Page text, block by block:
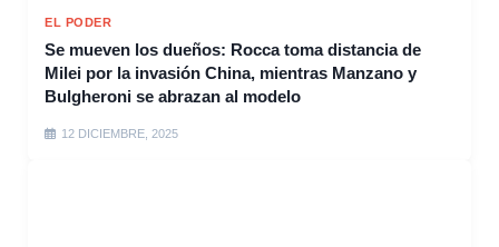
EL PODER
Se mueven los dueños: Rocca toma distancia de
Milei por la invasión China, mientras Manzano y
Bulgheroni se abrazan al modelo
12 DICIEMBRE, 2025